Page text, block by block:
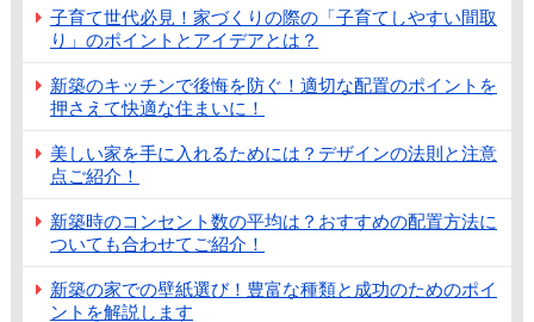
子育て世代必見！家づくりの際の「子育てしやすい間取
り」のポイントとアイデアとは？
新築のキッチンで後悔を防ぐ！適切な配置のポイントを
押さえて快適な住まいに！
美しい家を手に入れるためには？デザインの法則と注意
点ご紹介！
新築時のコンセント数の平均は？おすすめの配置方法に
ついても合わせてご紹介！
新築の家での壁紙選び！豊富な種類と成功のためのポイ
ントを解説します